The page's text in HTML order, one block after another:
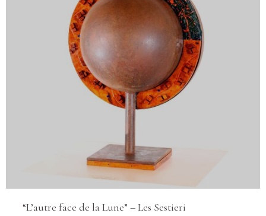
“L’autre face de la Lune” – Les Sestieri